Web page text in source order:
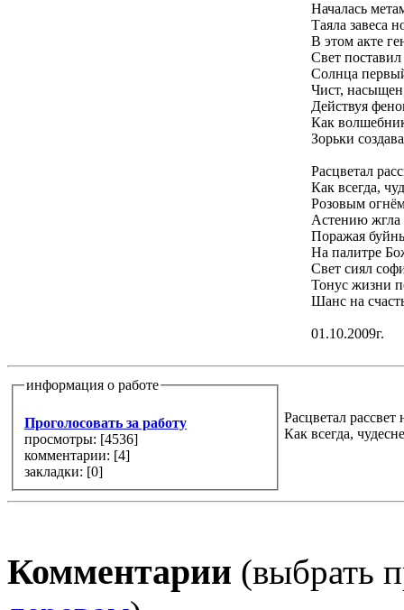
Началась
Таяла завеса
В этом акте
Свет
Солнца
Чист,
Действуя
Как
Зорьки
Расцветал
Как всегда,
Розовым
Астению жгла
Поражая
На палитре
Свет сиял
Тонус жизни
Шанс на
01.10.2009г.
информация о работе
Проголосовать за работу
просмотры: [4536]
комментарии: [4]
закладки: [0]
Расцветал
Как всегда,
Комментарии (выбрать